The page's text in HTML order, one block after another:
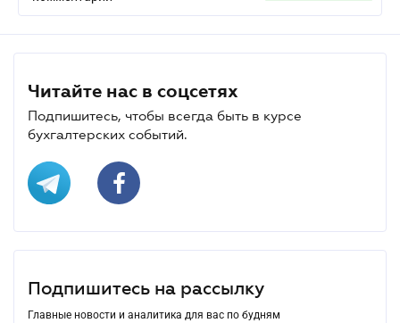
Читайте нас в соцсетях
Подпишитесь, чтобы всегда быть в курсе
бухгалтерских событий.
Подпишитесь на рассылку
Главные новости и аналитика для вас по будням